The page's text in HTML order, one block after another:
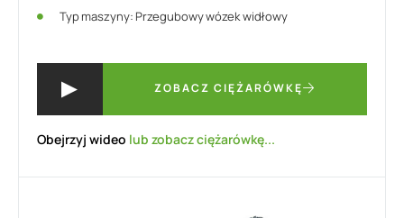
Typ maszyny: Przegubowy wózek widłowy
ZOBACZ CIĘŻARÓWKĘ
Obejrzyj wideo lub zobacz ciężarówkę...